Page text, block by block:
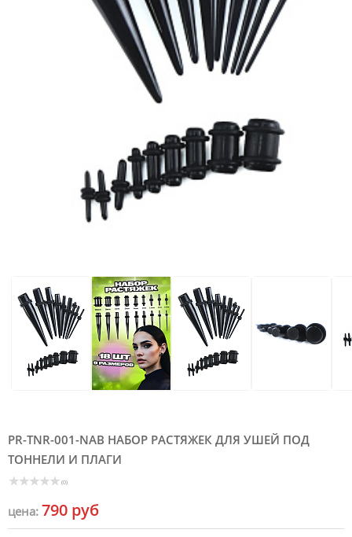
PR-TNR-001-NAB НАБОР РАСТЯЖЕК ДЛЯ УШЕЙ ПОД
ТОННЕЛИ И ПЛАГИ
(0)
цена: 790 руб